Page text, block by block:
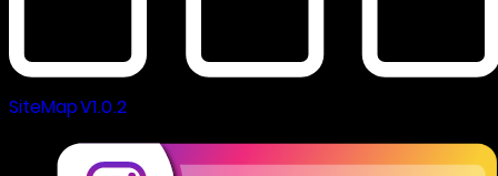
SiteMap V1.0.2